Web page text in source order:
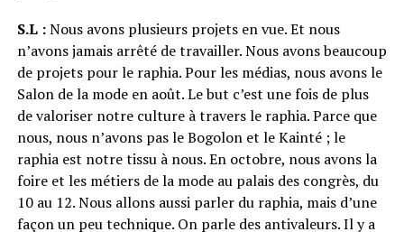
S.L :Nous avons plusieurs projets en vue. Et nous
n’avons jamais arrêté de travailler. Nous avons beaucoup
de projets pour le raphia. Pour les médias, nous avons le
Salon de la mode en août. Le but c’est une fois de plus
de valoriser notre culture à travers le raphia. Parce que
nous, nous n’avons pas le Bogolon et le Kainté ; le
raphia est notre tissu à nous. En octobre, nous avons la
foire et les métiers de la mode au palais des congrès, du
10 au 12. Nous allons aussi parler du raphia, mais d’une
façon un peu technique. On parle des antivaleurs. Il y a